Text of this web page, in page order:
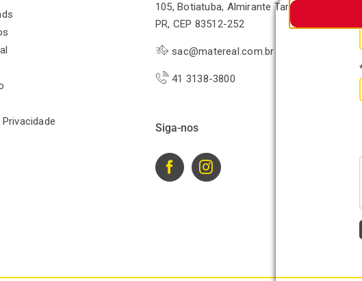
105, Botiatuba, Almirante Tamandaré-
PR, CEP 83512-252
sac@matereal.com.br
41 3138-3800
Siga-nos